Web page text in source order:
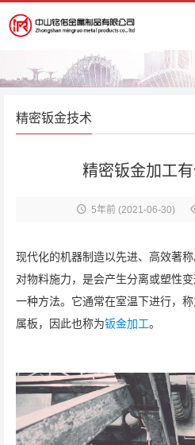
精密钣金技术
精密钣金加工有
5年前(2021-06-30)
现代化的机器制造以先进、高效著
对物料施力，是会产生分离或塑性
一种方法。它通常在室温下进行，
属板，因此也称为钣金加工。